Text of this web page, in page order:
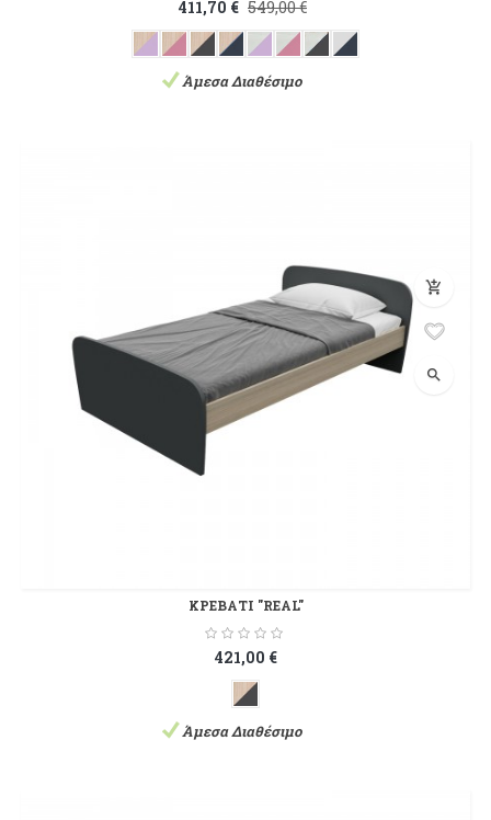
411,70 € 549,00 €
Άμεσα Διαθέσιμο
add_shopping_cart
search
ΚΡΕΒΑΤΙ "REAL"
421,00 €
Άμεσα Διαθέσιμο